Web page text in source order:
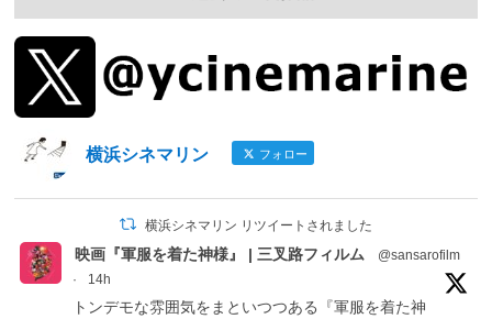
横浜シネマリン フォロー
横浜シネマリン リツイートされました
映画『軍服を着た神様』 | 三叉路フィルム
@sansarofilm
·
14h
トンデモな雰囲気をまといつつある『軍服を着た神